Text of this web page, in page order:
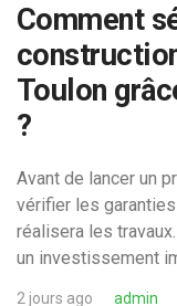
Comment
Toulon
?
Avant de lancer un
vérifier les
réalisera les
un investissement
2 jours ago admin